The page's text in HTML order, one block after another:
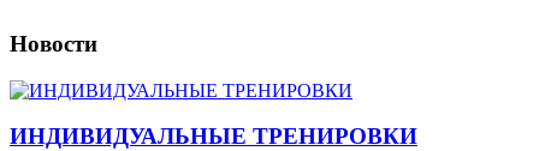
Новости
ИНДИВИДУАЛЬНЫЕ ТРЕНИРОВКИ